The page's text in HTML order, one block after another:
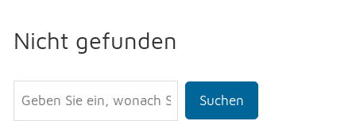
LOGIN
Nicht gefunden
Suchen